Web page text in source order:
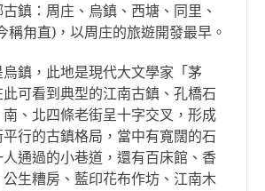
鎮：周庄、烏鎮、西塘、同里、
稱甪直)，以周庄的旅遊開發最早。
鎮，此地是現代大文學家「茅
可看到典型的江南古鎮、孔橋石
、北四條老街呈十字交叉，形成
行的古鎮格局，當中有寬闊的石
通過的小巷道，還有百床館、香
生糟房、藍印花布作坊、江南木